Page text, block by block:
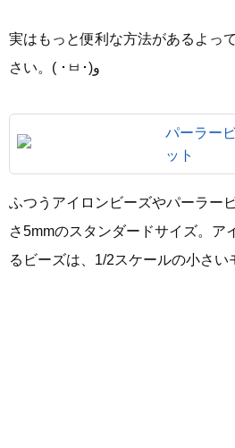
実はもっと便利な方法があるよっ
さい。( ･ㅂ･)و
パーラー
ット
ふつうアイロンビーズやパーラー
さ5mmのスタンダードサイズ。ア
るビーズは、1/2スケールの小さい